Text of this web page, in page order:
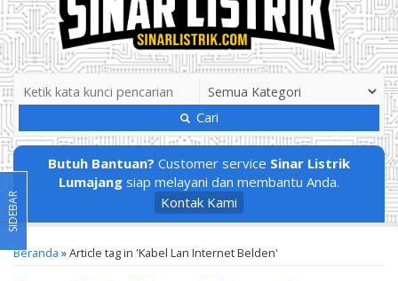
Cari
Butuh Bantuan? Customer service Sinar Listrik
Lumajang siap melayani dan membantu Anda.
Kontak Kami
Beranda »Article tag in 'Kabel Lan Internet Belden'
SIDEBAR